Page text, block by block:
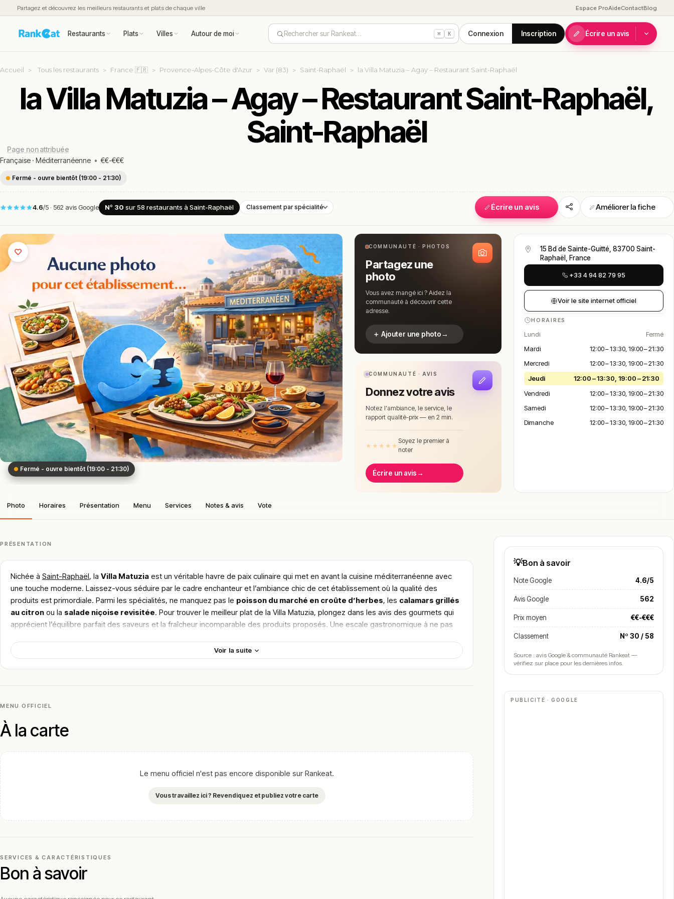
Partagez et découvrez les meilleurs restaurants et plats de chaque ville Espace ProAideContactBlog
Restaurants Plats Villes Autour de moi Rechercher sur Rankeat… ⌘ K Connexion Inscription Écrire un avis
Accueil Tous les restaurants France 🇫🇷 Provence-Alpes-Côte d'Azur Var (83) Saint-Raphaël la Villa Matuzia – Agay – Restaurant Saint-Raphaël
la Villa Matuzia – Agay – Restaurant Saint-Raphaël,
Saint-Raphaël
Page non attribuée
Française · Méditerranéenne • €€-€€€
Fermé - ouvre bientôt (19:00 - 21:30)
4.6/5 · 562 avis Google Nº 30 sur 58 restaurants à Saint-Raphaël Classement par spécialité Écrire un avis Améliorer la fiche
Fermé - ouvre bientôt (19:00 - 21:30)
COMMUNAUTÉ · PHOTOS
Partagez une
photo
Vous avez mangé ici ? Aidez la
communauté à découvrir cette
adresse.
＋ Ajouter une photo→
COMMUNAUTÉ · AVIS
Donnez votre avis
Notez l'ambiance, le service, le
rapport qualité-prix — en 2 min.
★ ★ ★ ★ ★
Soyez le premier à
noter
Écrire un avis→
15 Bd de Sainte-Guitté, 83700 Saint-
Raphaël, France
+33 4 94 82 79 95
Voir le site internet officiel
HORAIRES
Lundi
Fermé
Mardi
12:00 – 13:30, 19:00 – 21:30
Mercredi
12:00 – 13:30, 19:00 – 21:30
Jeudi
12:00 – 13:30, 19:00 – 21:30
Vendredi
12:00 – 13:30, 19:00 – 21:30
Samedi
12:00 – 13:30, 19:00 – 21:30
Dimanche
12:00 – 13:30, 19:00 – 21:30
Photo Horaires Présentation Menu Services Notes & avis Vote
PRÉSENTATION
Nichée à Saint-Raphaël, la Villa Matuzia est un véritable havre de paix culinaire qui met en avant la cuisine méditerranéenne avec
une touche moderne. Laissez-vous séduire par le cadre enchanteur et l’ambiance chic de cet établissement où la qualité des
produits est primordiale. Parmi les spécialités, ne manquez pas le poisson du marché en croûte d’herbes, les calamars grillés
au citron ou la salade niçoise revisitée. Pour trouver le meilleur plat de la Villa Matuzia, plongez dans les avis des gourmets qui
apprécient l’équilibre parfait des saveurs et la fraîcheur incomparable des produits proposés. Une escale gastronomique à ne pas
Texte généré par intelligence artificielle, en attente de validation humaine.
Voir la suite
MENU OFFICIEL
À la carte
Le menu officiel n'est pas encore disponible sur Rankeat.
Vous travaillez ici ? Revendiquez et publiez votre carte
SERVICES & CARACTÉRISTIQUES
Bon à savoir
💡Bon à savoir
Note Google 4.6/5
Avis Google 562
Prix moyen €€-€€€
Classement Nº 30 / 58
Source : avis Google & communauté Rankeat —
vérifiez sur place pour les dernières infos.
PUBLICITÉ · GOOGLE